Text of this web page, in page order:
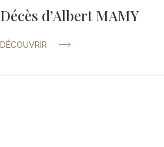
Décès d’Albert MAMY
DÉCOUVRIR